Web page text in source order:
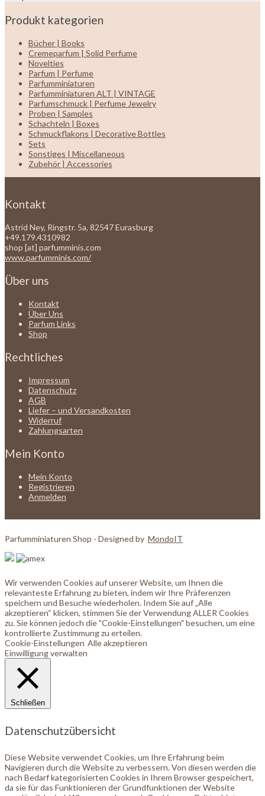
Produkt kategorien
Bücher | Books
Cremeparfum | Solid Perfume
Novelties
Parfum | Perfume
Parfumminiaturen
Parfumminiaturen ALT | VINTAGE
Parfumschmuck | Perfume Jewelry
Proben | Samples
Schachteln | Boxes
Schmuckflakons | Decorative Bottles
Sets
Sonstiges | Miscellaneous
Zubehör | Accessories
Kontakt
Astrid Ney, Ringstr. 5a, 82547 Eurasburg
+49.179.4310982
shop [at] parfumminis.com
www.parfumminis.com/
Über uns
Kontakt
Über Uns
Parfum Links
Shop
Rechtliches
Impressum
Datenschutz
AGB
Liefer – und Versandkosten
Widerruf
Zahlungsarten
Mein Konto
Mein Konto
Registrieren
Anmelden
Parfumminiaturen Shop - Designed by MondoIT
Wir verwenden Cookies auf unserer Website, um Ihnen die
relevanteste Erfahrung zu bieten, indem wir Ihre Präferenzen
speichern und Besuche wiederholen. Indem Sie auf „Alle
akzeptieren“ klicken, stimmen Sie der Verwendung ALLER Cookies
zu. Sie können jedoch die "Cookie-Einstellungen" besuchen, um eine
kontrollierte Zustimmung zu erteilen.
Cookie-Einstellungen Alle akzeptieren
Einwilligung verwalten
Schließen
Datenschutzübersicht
Diese Website verwendet Cookies, um Ihre Erfahrung beim
Navigieren durch die Website zu verbessern. Von diesen werden die
nach Bedarf kategorisierten Cookies in Ihrem Browser gespeichert,
da sie für das Funktionieren der Grundfunktionen der Website